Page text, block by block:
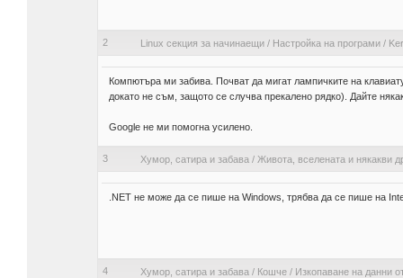
2 Linux секция за начинаещи/ Настройка на програми/
Компютъра ми забива. Почват да мигат лампичките на
докато не съм, защото се случва прекалено рядко). Дайте
Google не ми помогна усилено.
3 Хумор, сатира и забава / Живота, вселената и някакви
.NET не може да се пише на Windows, трябва да се пише на
4 Хумор, сатира и забава / Кошче/ Изкопаване на данни